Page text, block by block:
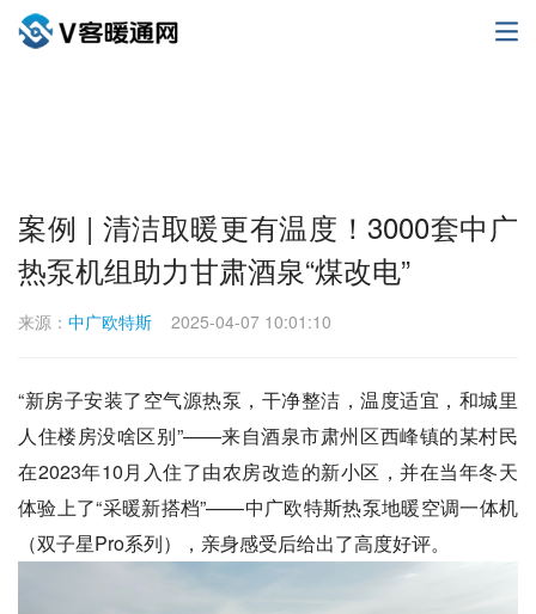
案例 | 清洁取暖更有温度！3000套中广
热泵机组助力甘肃酒泉“煤改电”
来源： 中广欧特斯 2025-04-07 10:01:10
“新房子安装了空气源热泵，干净整洁，温度适宜，和城里
人住楼房没啥区别”——来自酒泉市肃州区西峰镇的某村民
在2023年10月入住了由农房改造的新小区，并在当年冬天
体验上了“采暖新搭档”——中广欧特斯热泵地暖空调一体机
（双子星Pro系列），亲身感受后给出了高度好评。